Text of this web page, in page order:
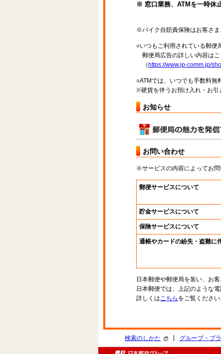
※ 窓口業務、ATMを一時休
※バイク自賠責保険はお客さま
○いつもご利用されている郵便
郵便局広告の詳しい内容はこ
（ https://www.jp-comm.jp/
○ATMでは、いつでも手数料無
※硬貨を伴うお預け入れ・お引
お知らせ
お問い合わせ
※サービスの内容によってお問
郵便サービスについて
貯金サービスについて
保険サービスについて
通帳やカードの紛失・盗難に
日本郵便や郵便局を装い、お
日本郵便では、上記のような
詳しくはこちら をご覧ください
検索のしかた グループ・プ